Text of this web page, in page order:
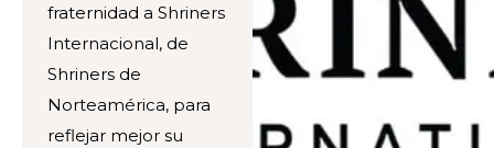
fraternidad a Shriners
Internacional, de
Shriners de
Norteamérica, para
reflejar mejor su